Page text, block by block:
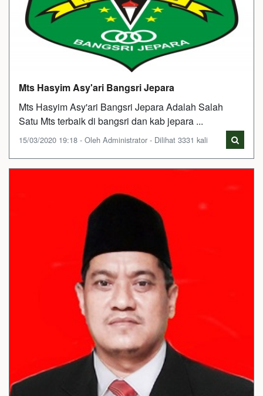
Mts Hasyim Asy'ari Bangsri Jepara
Mts Hasyim Asy'ari Bangsri Jepara Adalah Salah
Satu Mts terbaik di bangsri dan kab jepara ...
15/03/2020 19:18 - Oleh Administrator - Dilihat 3331 kali